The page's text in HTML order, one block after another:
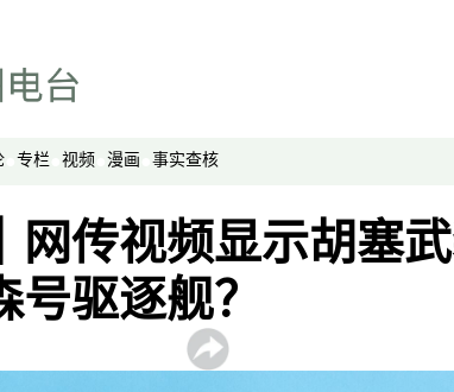
专栏 视频 漫画 事实查核
网传视频显示胡塞
驱逐舰？